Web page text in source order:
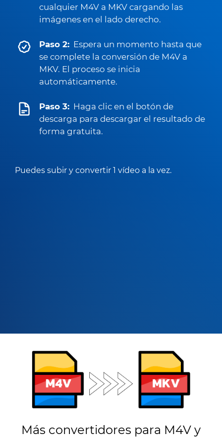
cualquier M4V a MKV cargando las
imágenes en el lado derecho.
Paso 2: Espera un momento hasta que
se complete la conversión de M4V a
MKV. El proceso se inicia
automáticamente.
Paso 3: Haga clic en el botón de
descarga para descargar el resultado de
forma gratuita.
Puedes subir y convertir 1 vídeo a la vez.
Más convertidores para M4V y